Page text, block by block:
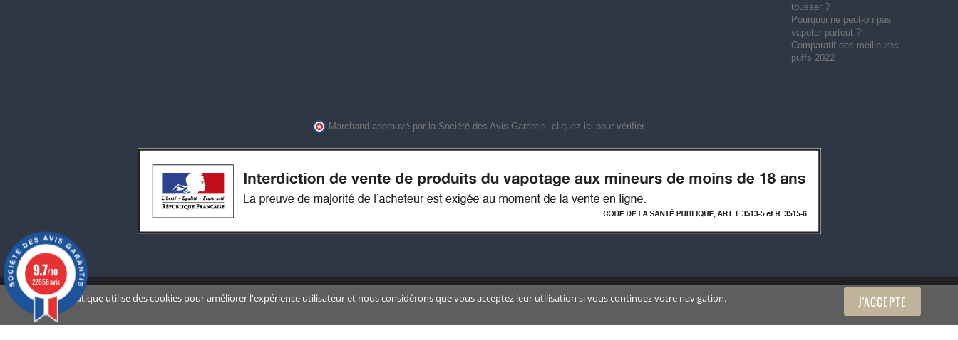
J'ACCEPTE
Notre boutique utilise des cookies pour améliorer l'expérience utilisateur et nous considérons que vous acceptez leur utilisation si vous continuez votre navigation.
tousser ?
Pourquoi ne peut-on pas
vapoter partout ?
Comparatif des meilleures
puffs 2022
Marchand approuvé par la Société des Avis Garantis, cliquez ici pour vérifier.
9.7/10
22558 avis